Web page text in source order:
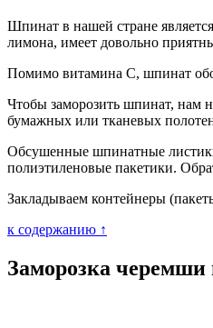
Шпинат в нашей стране
лимона, имеет довольно
Помимо витамина С, шпинат
Чтобы заморозить шпинат, нам
бумажных или тканевых
Обсушенные шпинатные
полиэтиленовые пакетики.
Закладываем контейнеры
к содержанию ↑
Заморозка черемши